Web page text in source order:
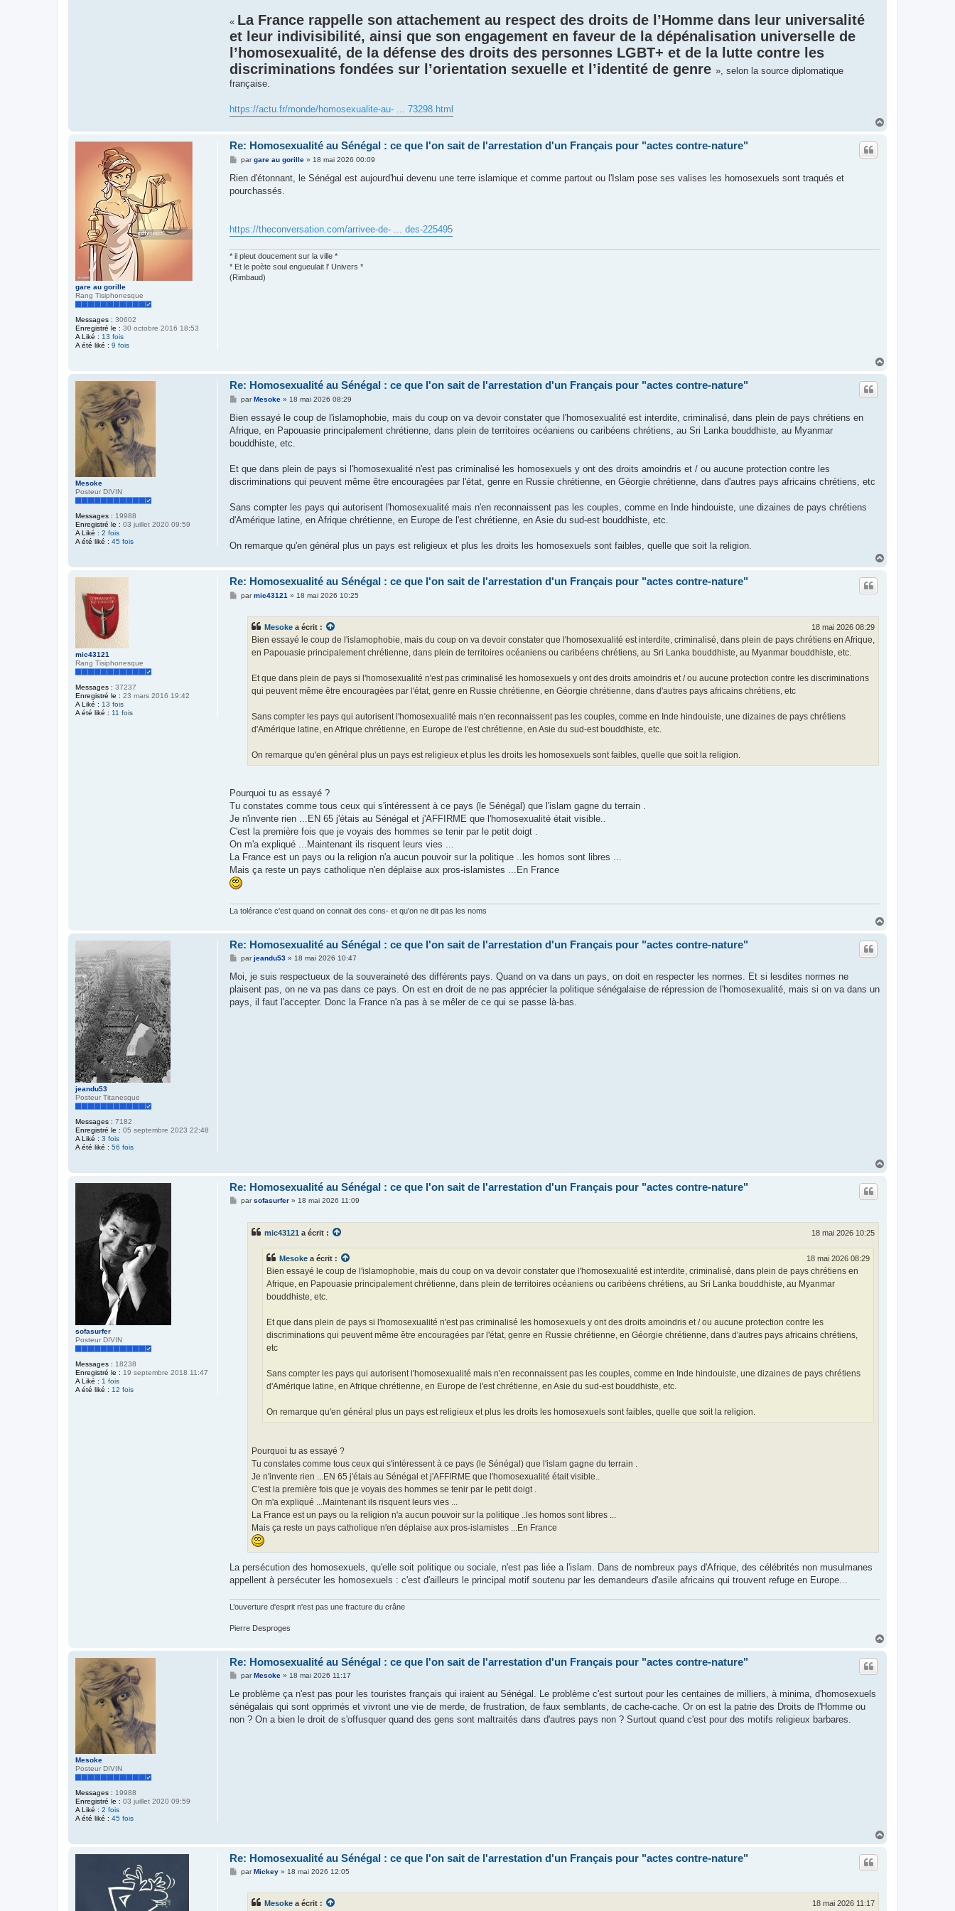
« La France rappelle son attachement au respect des droits de l’Homme dans leur universalité
et leur indivisibilité, ainsi que son engagement en faveur de la dépénalisation universelle de
l’homosexualité, de la défense des droits des personnes LGBT+ et de la lutte contre les
discriminations fondées sur l’orientation sexuelle et l’identité de genre », selon la source diplomatique
française.
https://actu.fr/monde/homosexualite-au- ... 73298.html
gare au gorille
Rang Tisiphonesque
Messages : 30602
Enregistré le : 30 octobre 2016 18:53
A Liké : 13 fois
A été liké : 9 fois
Re: Homosexualité au Sénégal : ce que l'on sait de l'arrestation d'un Français pour "actes contre-nature"
M
s
a
pargare au gorille» 18 mai 2026 00:09
Rien d'étonnant, le Sénégal est aujourd'hui devenu une terre islamique et comme partout ou l'Islam pose ses valises les homosexuels sont traqués et
pourchassés.
https://theconversation.com/arrivee-de- ... des-225495
* il pleut doucement sur la ville *
* Et le poète soul engueulait l' Univers *
(Rimbaud)
Mesoke
Posteur DIVIN
Messages : 19988
Enregistré le : 03 juillet 2020 09:59
A Liké : 2 fois
A été liké : 45 fois
Re: Homosexualité au Sénégal : ce que l'on sait de l'arrestation d'un Français pour "actes contre-nature"
M
s
a
g
parMesoke» 18 mai 2026 08:29
Bien essayé le coup de l'islamophobie, mais du coup on va devoir constater que l'homosexualité est interdite, criminalisé, dans plein de pays chrétiens en
Afrique, en Papouasie principalement chrétienne, dans plein de territoires océaniens ou caribéens chrétiens, au Sri Lanka bouddhiste, au Myanmar
bouddhiste, etc.
Et que dans plein de pays si l'homosexualité n'est pas criminalisé les homosexuels y ont des droits amoindris et / ou aucune protection contre les
discriminations qui peuvent même être encouragées par l'état, genre en Russie chrétienne, en Géorgie chrétienne, dans d'autres pays africains chrétiens, etc
Sans compter les pays qui autorisent l'homosexualité mais n'en reconnaissent pas les couples, comme en Inde hindouiste, une dizaines de pays chrétiens
d'Amérique latine, en Afrique chrétienne, en Europe de l'est chrétienne, en Asie du sud-est bouddhiste, etc.
On remarque qu'en général plus un pays est religieux et plus les droits les homosexuels sont faibles, quelle que soit la religion.
mic43121
Rang Tisiphonesque
Messages : 37237
Enregistré le : 23 mars 2016 19:42
A Liké : 13 fois
A été liké : 11 fois
Re: Homosexualité au Sénégal : ce que l'on sait de l'arrestation d'un Français pour "actes contre-nature"
Mparmic43121 » 18 mai 2026 10:25
Mesoke a écrit : 18 mai 2026 08:29
Bien essayé le coup de l'islamophobie, mais du coup on va devoir constater que l'homosexualité est interdite, criminalisé, dans plein de pays chrétiens en Afrique,
en Papouasie principalement chrétienne, dans plein de territoires océaniens ou caribéens chrétiens, au Sri Lanka bouddhiste, au Myanmar bouddhiste, etc.
Et que dans plein de pays si l'homosexualité n'est pas criminalisé les homosexuels y ont des droits amoindris et / ou aucune protection contre les discriminations
qui peuvent même être encouragées par l'état, genre en Russie chrétienne, en Géorgie chrétienne, dans d'autres pays africains chrétiens, etc
Sans compter les pays qui autorisent l'homosexualité mais n'en reconnaissent pas les couples, comme en Inde hindouiste, une dizaines de pays chrétiens
d'Amérique latine, en Afrique chrétienne, en Europe de l'est chrétienne, en Asie du sud-est bouddhiste, etc.
On remarque qu'en général plus un pays est religieux et plus les droits les homosexuels sont faibles, quelle que soit la religion.
Pourquoi tu as essayé ?
Tu constates comme tous ceux qui s'intéressent à ce pays (le Sénégal) que l'islam gagne du terrain .
Je n'invente rien ...EN 65 j'étais au Sénégal et j'AFFIRME que l'homosexualité était visible..
C'est la première fois que je voyais des hommes se tenir par le petit doigt .
On m'a expliqué ...Maintenant ils risquent leurs vies ...
La France est un pays ou la religion n'a aucun pouvoir sur la politique ..les homos sont libres ...
Mais ça reste un pays catholique n'en déplaise aux pros-islamistes ...En France
La tolérance c'est quand on connait des cons- et qu'on ne dit pas les noms
jeandu53
Posteur Titanesque
Messages : 7182
Enregistré le : 05 septembre 2023 22:48
A Liké : 3 fois
A été liké : 56 fois
Re: Homosexualité au Sénégal : ce que l'on sait de l'arrestation d'un Français pour "actes contre-nature"
M
s
a
g
e
parjeandu53» 18 mai 2026 10:47
Moi, je suis respectueux de la souveraineté des différents pays. Quand on va dans un pays, on doit en respecter les normes. Et si lesdites normes ne
plaisent pas, on ne va pas dans ce pays. On est en droit de ne pas apprécier la politique sénégalaise de répression de l'homosexualité, mais si on va dans un
pays, il faut l'accepter. Donc la France n'a pas à se mêler de ce qui se passe là-bas.
sofasurfer
Posteur DIVIN
Messages : 18238
Enregistré le : 19 septembre 2018 11:47
A Liké : 1 fois
A été liké : 12 fois
Re: Homosexualité au Sénégal : ce que l'on sait de l'arrestation d'un Français pour "actes contre-nature"
Mparsofasurfer» 18 mai 2026 11:09
mic43121 a écrit : 18 mai 2026 10:25
Mesoke a écrit : 18 mai 2026 08:29
Bien essayé le coup de l'islamophobie, mais du coup on va devoir constater que l'homosexualité est interdite, criminalisé, dans plein de pays chrétiens en
Afrique, en Papouasie principalement chrétienne, dans plein de territoires océaniens ou caribéens chrétiens, au Sri Lanka bouddhiste, au Myanmar
bouddhiste, etc.
Et que dans plein de pays si l'homosexualité n'est pas criminalisé les homosexuels y ont des droits amoindris et / ou aucune protection contre les
discriminations qui peuvent même être encouragées par l'état, genre en Russie chrétienne, en Géorgie chrétienne, dans d'autres pays africains chrétiens,
etc
Sans compter les pays qui autorisent l'homosexualité mais n'en reconnaissent pas les couples, comme en Inde hindouiste, une dizaines de pays chrétiens
d'Amérique latine, en Afrique chrétienne, en Europe de l'est chrétienne, en Asie du sud-est bouddhiste, etc.
On remarque qu'en général plus un pays est religieux et plus les droits les homosexuels sont faibles, quelle que soit la religion.
Pourquoi tu as essayé ?
Tu constates comme tous ceux qui s'intéressent à ce pays (le Sénégal) que l'islam gagne du terrain .
Je n'invente rien ...EN 65 j'étais au Sénégal et j'AFFIRME que l'homosexualité était visible..
C'est la première fois que je voyais des hommes se tenir par le petit doigt .
On m'a expliqué ...Maintenant ils risquent leurs vies ...
La France est un pays ou la religion n'a aucun pouvoir sur la politique ..les homos sont libres ...
Mais ça reste un pays catholique n'en déplaise aux pros-islamistes ...En France
La persécution des homosexuels, qu'elle soit politique ou sociale, n'est pas liée a l'islam. Dans de nombreux pays d'Afrique, des célébrités non musulmanes
appellent à persécuter les homosexuels : c'est d'ailleurs le principal motif soutenu par les demandeurs d'asile africains qui trouvent refuge en Europe...
L’ouverture d'esprit n'est pas une fracture du crâne
Pierre Desproges
Mesoke
Posteur DIVIN
Messages : 19988
Enregistré le : 03 juillet 2020 09:59
A Liké : 2 fois
A été liké : 45 fois
Re: Homosexualité au Sénégal : ce que l'on sait de l'arrestation d'un Français pour "actes contre-nature"
M
s
a
g
parMesoke» 18 mai 2026 11:17
Le problème ça n'est pas pour les touristes français qui iraient au Sénégal. Le problème c'est surtout pour les centaines de milliers, à minima, d'homosexuels
sénégalais qui sont opprimés et vivront une vie de merde, de frustration, de faux semblants, de cache-cache. Or on est la patrie des Droits de l'Homme ou
non ? On a bien le droit de s'offusquer quand des gens sont maltraités dans d'autres pays non ? Surtout quand c'est pour des motifs religieux barbares.
Re: Homosexualité au Sénégal : ce que l'on sait de l'arrestation d'un Français pour "actes contre-nature"
MparMickey» 18 mai 2026 12:05
Mesoke a écrit : 18 mai 2026 11:17